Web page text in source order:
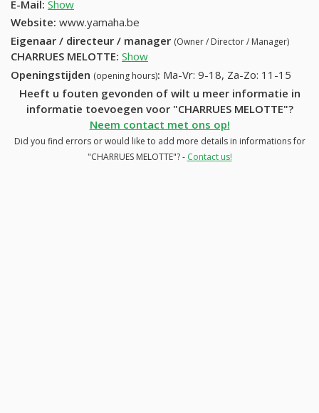
E-Mail: Show
Website: www.yamaha.be
Eigenaar / directeur / manager (Owner / Director / Manager)
CHARRUES MELOTTE: Show
Openingstijden (opening hours): Ma-Vr: 9-18, Za-Zo: 11-15
Heeft u fouten gevonden of wilt u meer informatie in
informatie toevoegen voor "CHARRUES MELOTTE"?
Neem contact met ons op!
Did you find errors or would like to add more details in informations for
"CHARRUES MELOTTE"? - Contact us!